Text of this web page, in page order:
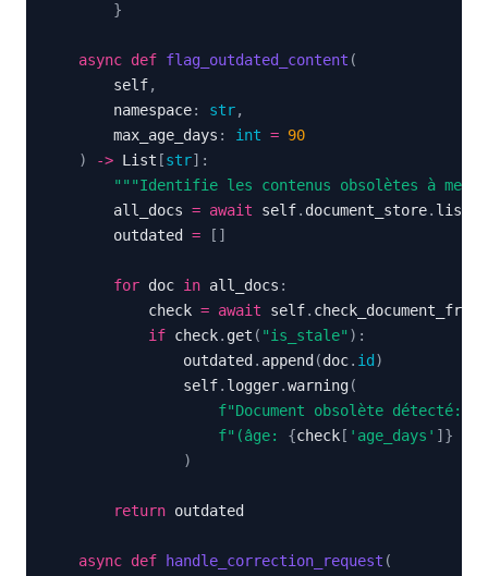
}
async def flag_outdated_content (
        self
,
        namespace
: str,
        max_age_days
: int = 90
)
-> List [str] :
"""Identifie les contenus obsolètes à
        all_docs
= await self. document_store.
        outdated
= [ ]
for doc in all_docs :
            check
= await self.
if check. get ( "is_stale" ) :
                outdated
. append (doc. id )
                self
. logger.warning(
f"Document obsolète détecté:
f"(âge: {check [ 'age_days' ] }
)
return
async def handle_correction_request (